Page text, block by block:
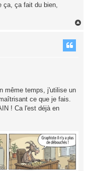
ça, ça fait du bien,
même temps, j'utilise un
ce que je fais.
! Ca l'est déjà en